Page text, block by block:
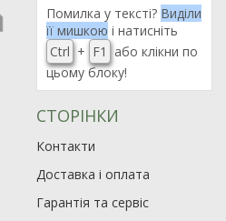
Помилка у тексті? Виділи
її мишкою і натисніть
Ctrl + F1
або клікни по
цьому блоку!
СТОРІНКИ
Контакти
Доставка і оплата
Гарантія та сервіс